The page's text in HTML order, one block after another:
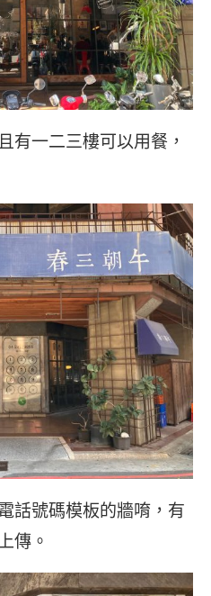
有一二三樓可以用餐，
話號碼模板的牆唷，有
傳。